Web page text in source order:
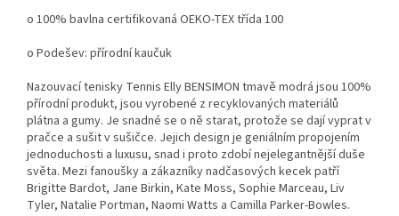
o 100% bavlna certifikovaná OEKO-TEX třída 100
o Podešev: přírodní kaučuk
Nazouvací tenisky Tennis Elly BENSIMON tmavě modrá jsou 100%
přírodní produkt, jsou vyrobené z recyklovaných materiálů
plátna a gumy. Je snadné se o ně starat, protože se dají vyprat v
pračce a sušit v sušičce. Jejich design je geniálním propojením
jednoduchosti a luxusu, snad i proto zdobí nejelegantnější duše
světa. Mezi fanoušky a zákazníky nadčasových kecek patří
Brigitte Bardot, Jane Birkin, Kate Moss, Sophie Marceau, Liv
Tyler, Natalie Portman, Naomi Watts a Camilla Parker-Bowles.